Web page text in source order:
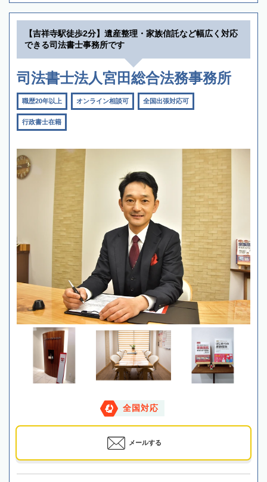
【吉祥寺駅徒歩2分】遺産整理・家族信託など幅広く対応
できる司法書士事務所です
司法書士法人宮田総合法務事務所
職歴20年以上 オンライン相談可 全国出張対応可
行政書士在籍
全国対応
メールする